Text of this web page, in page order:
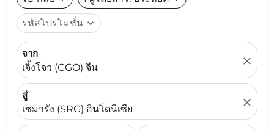
รหัสโปรโมชั่น expand_more
จาก
เจิ้งโจว (CGO) จีน
close
สู่
เซมารัง (SRG) อินโดนีเซีย
close